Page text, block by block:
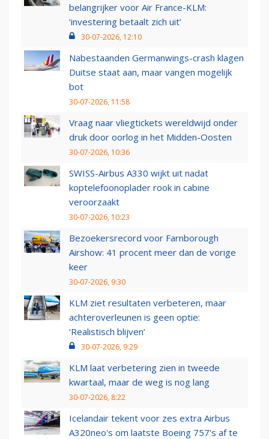
belangrijker voor Air France-KLM:
‘investering betaalt zich uit’
30-07-2026, 12:10
Nabestaanden Germanwings-crash klagen
Duitse staat aan, maar vangen mogelijk
bot
30-07-2026, 11:58
Vraag naar vliegtickets wereldwijd onder
druk door oorlog in het Midden-Oosten
30-07-2026, 10:36
SWISS-Airbus A330 wijkt uit nadat
koptelefoonoplader rook in cabine
veroorzaakt
30-07-2026, 10:23
Bezoekersrecord voor Farnborough
Airshow: 41 procent meer dan de vorige
keer
30-07-2026, 9:30
KLM ziet resultaten verbeteren, maar
achteroverleunen is geen optie:
‘Realistisch blijven’
30-07-2026, 9:29
KLM laat verbetering zien in tweede
kwartaal, maar de weg is nog lang
30-07-2026, 8:22
Icelandair tekent voor zes extra Airbus
A320neo's om laatste Boeing 757's af te